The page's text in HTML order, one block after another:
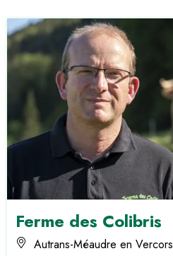
Ferme des Colibris
Autrans-Méaudre en Vercors